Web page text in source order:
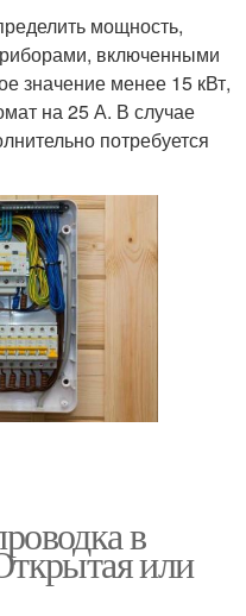
мощность,
включенными
значение менее 15 кВт,
на 25 А. В случае
потребуется
в
или